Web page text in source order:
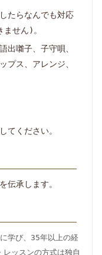
たらなんでも対応
せん)。
出囃子、子守唄、
プス、アレンジ、
てください。
伝承します。
学び、35年以上の経
ッスンの方式は独自